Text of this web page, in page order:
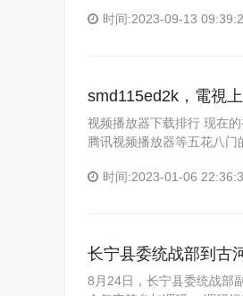
时间:2023-09-13
smd115ed2k，電視
视频播放器下载排行 现在
腾讯视频播放器等五花八
时间:2023-01-06
长宁县委统战部到古
8月24日，长宁县委统战部